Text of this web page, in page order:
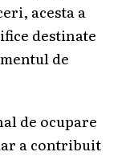
acesta a
destinate
de
de ocupare
a contribuit